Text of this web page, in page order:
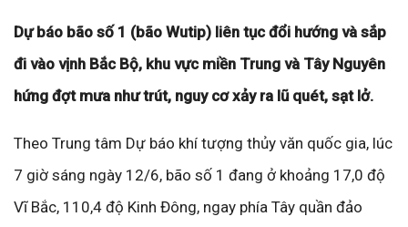
Dự báo bão số 1 (bão Wutip) liên tục đổi hướng và sắp
đi vào vịnh Bắc Bộ, khu vực miền Trung và Tây Nguyên
hứng đợt mưa như trút, nguy cơ xảy ra lũ quét, sạt lở.
Theo Trung tâm Dự báo khí tượng thủy văn quốc gia, lúc
7 giờ sáng ngày 12/6, bão số 1 đang ở khoảng 17,0 độ
Vĩ Bắc, 110,4 độ Kinh Đông, ngay phía Tây quần đảo